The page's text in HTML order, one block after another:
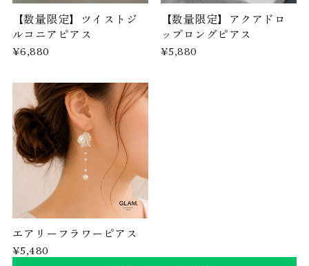
【数量限定】ツイストジ
ルコニアピアス
¥6,880
【数量限定】アクアドロ
ップロングピアス
¥5,880
エアリーフラワーピアス
¥5,480